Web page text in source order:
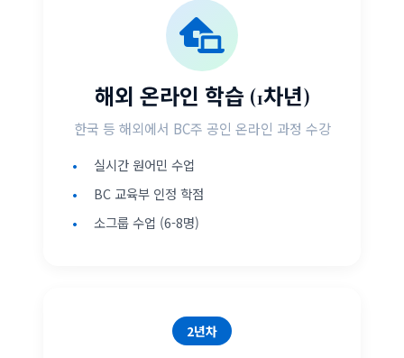
해외 온라인 학습 (1차년)
한국 등 해외에서 BC주 공인 온라인 과정 수강
실시간 원어민 수업
BC 교육부 인정 학점
소그룹 수업 (6-8명)
2년차